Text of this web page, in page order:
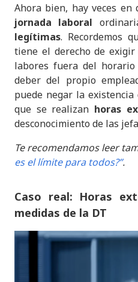
Ahora bien, hay veces
jornada laboral
legítimas. Recordemos
tiene el derecho de
labores fuera del horario
deber del propio
puede negar la
que se realizan horas
desconocimiento de las
Te recomendamos leer
es el límite para todos?”.
Caso real: Horas
medidas de la DT